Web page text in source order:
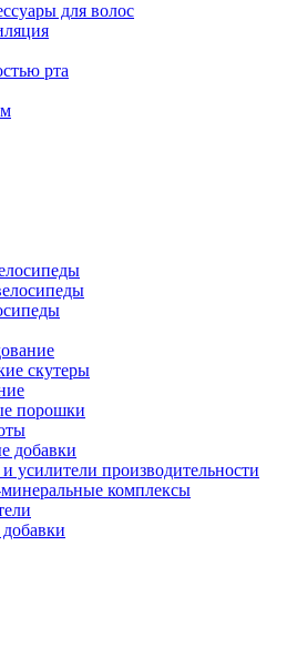
для волос
рта
скутеры
порошки
добавки
усилители производительности
комплексы